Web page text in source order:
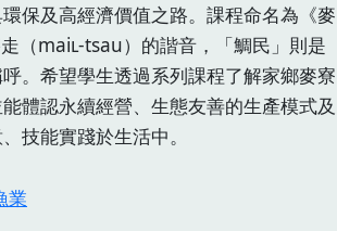
保及高經濟價值之路。課程命名為《麥
（maiʟ-tsau）的諧音，「鯛民」則是
。希望學生透過系列課程了解家鄉麥寮
體認永續經營、生態友善的生產模式及
技能實踐於生活中。
業